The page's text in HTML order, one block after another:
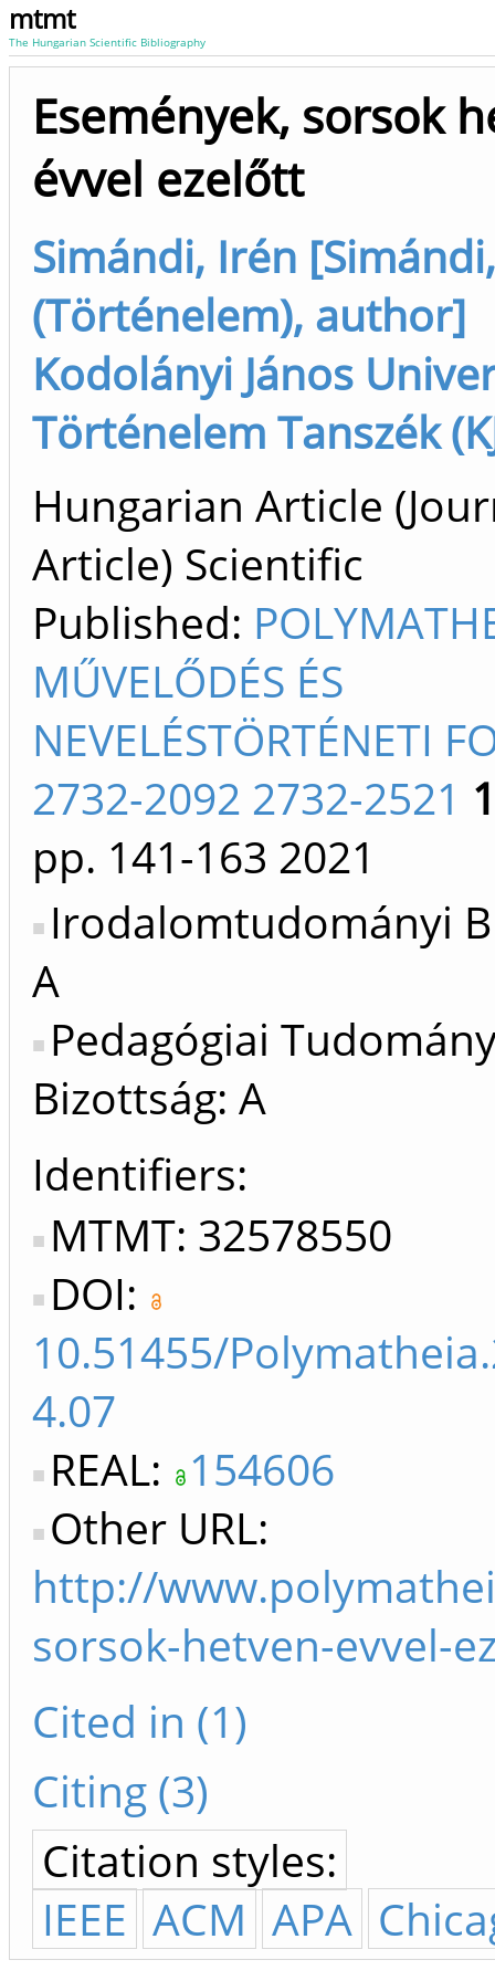
mtmt
The Hungarian Scientific Bibliography
Események, sorsok
évvel ezelőtt
Simándi, Irén
(Történelem), author]
Kodolányi János
Történelem Tanszék
Hungarian Article
Article) Scientific
Published:
MŰVELŐDÉS ÉS
NEVELÉSTÖRTÉNETI
2732-2092 2732-2521
pp. 141-163 2021
Irodalomtudományi
A
Pedagógiai
Bizottság: A
Identifiers
MTMT: 32578550
DOI:
10.51455/
4.07
REAL: 154606
Other URL:
http://
sorsok-hetven-evvel-
Cited in (1)
Citing (3)
Citation styles:
IEEE ACM APA